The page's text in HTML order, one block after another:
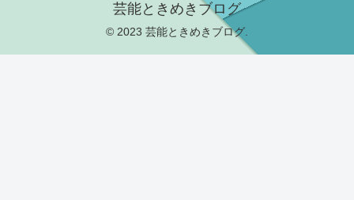
芸能ときめきブログ
© 2023 芸能ときめきブログ.